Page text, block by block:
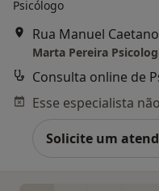
Psicólogo
Rua Manuel
Marta Pereira
Consulta online de
Solicite um